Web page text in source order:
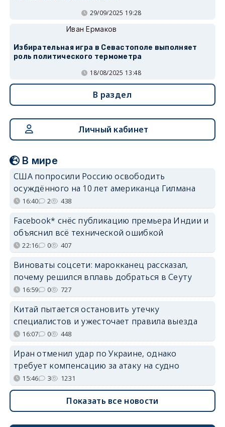
29/09/2025 19:28
Иван Ермаков
Избирательная игра в Севастополе выполняет
роль политического термометра
18/08/2025 13:48
В раздел
Личный кабинет
В мире
США попросили Россию освободить
осуждённого на 10 лет американца Гилмана
16:40 2 438
Facebook* снёс публикацию премьера Индии и
объяснил всё технической ошибкой
22:16 0 407
Виноваты соцсети: марокканец рассказал,
почему решился вплавь добраться в Сеуту
16:59 0 727
Китай пытается остановить утечку
специалистов и ужесточает правила выезда
16:07 0 448
Иран отменил удар по Украине, однако
требует компенсацию за атаку на судно
15:46 3 1231
Показать все новости